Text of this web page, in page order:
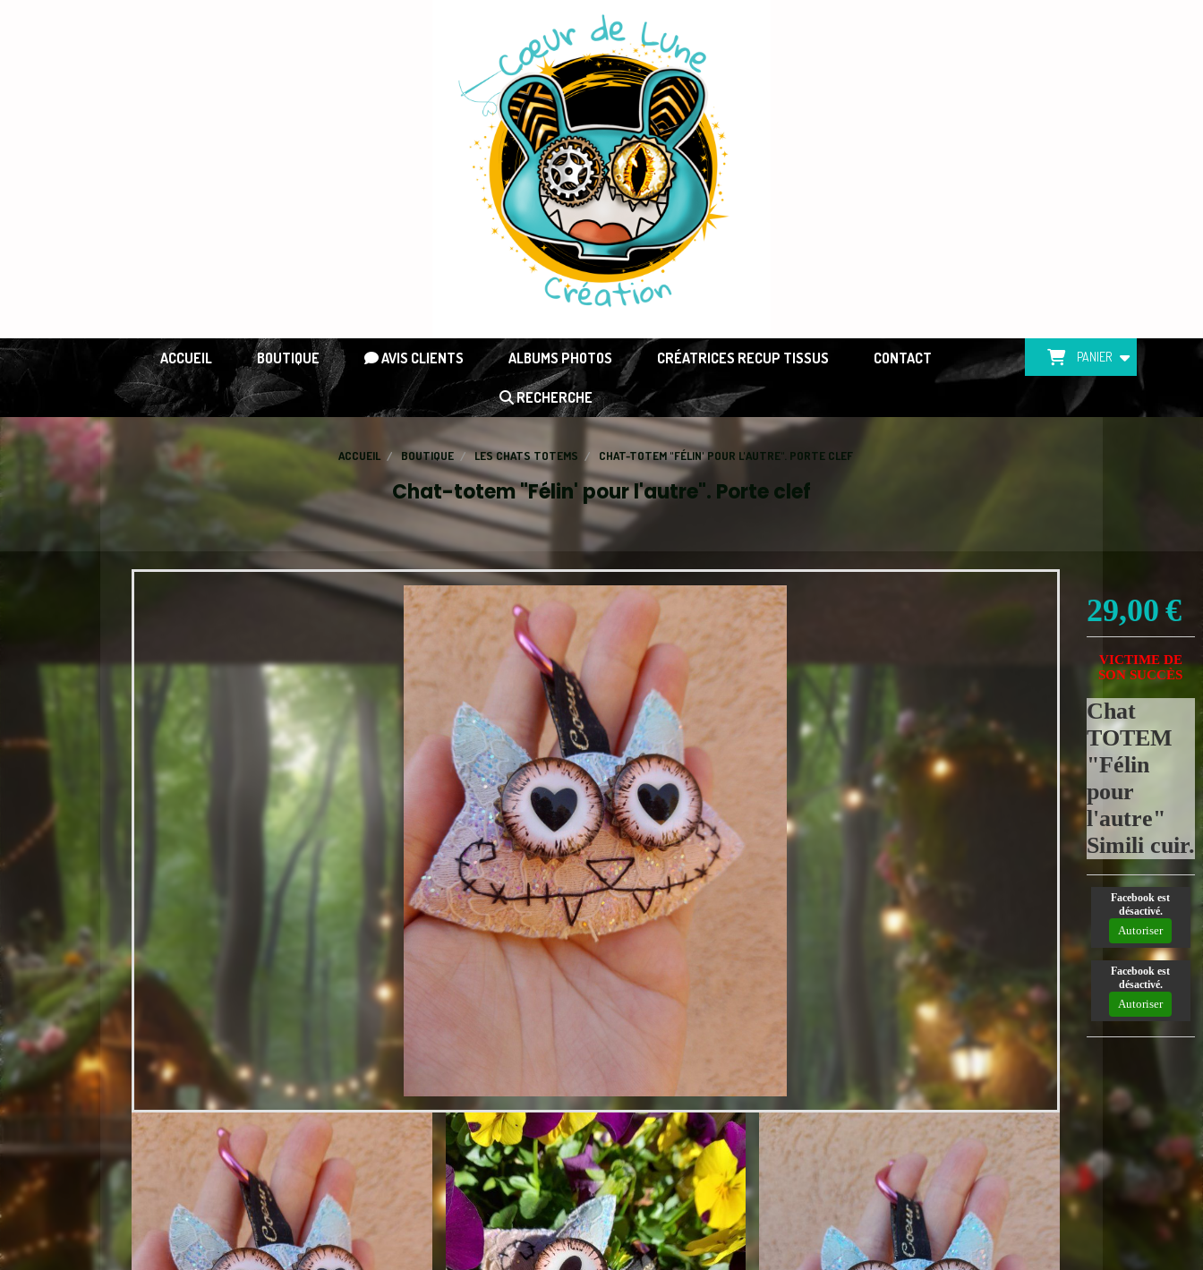
ACCUEIL BOUTIQUE AVIS CLIENTS ALBUMS PHOTOS CRÉATRICES RECUP TISSUS CONTACT
RECHERCHE
PANIER
ACCUEIL BOUTIQUE LES CHATS TOTEMS CHAT-TOTEM "FÉLIN' POUR L'AUTRE". PORTE CLEF
Chat-totem "Félin' pour l'autre". Porte clef
29,00 €
VICTIME DE
SON SUCCÈS
Chat
TOTEM
"Félin
pour
l'autre"
Simili cuir.
Facebook est
désactivé.
Autoriser
Facebook est
désactivé.
Autoriser